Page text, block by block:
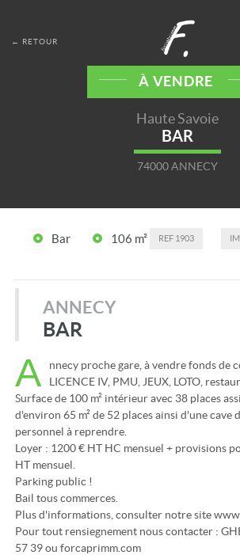
← RETOUR
À VENDRE
Haute Savoie
BAR
74000 ANNECY
Bar 106 m² REF 1903
ANNECY
BAR
A
nnecy proche gare, à vendre fonds de
LICENCE IV, PMU, JEUX, LOTO,
Surface de 100 m² intérieur avec 38 places
d'environ 65 m² de 52 places ainsi d'une cave
personnel à reprendre.
Loyer : 1200 € HT HC mensuel + provisions
HT mensuel.
Parking public !
Bail tous commerces.
Plus d'informations, consulter notre site
Pour tout rensiegnement nous contacter :
57 39 ou forcaprimm.com